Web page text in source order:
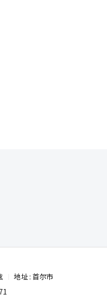
选
单
效
员
地址 : 首尔市